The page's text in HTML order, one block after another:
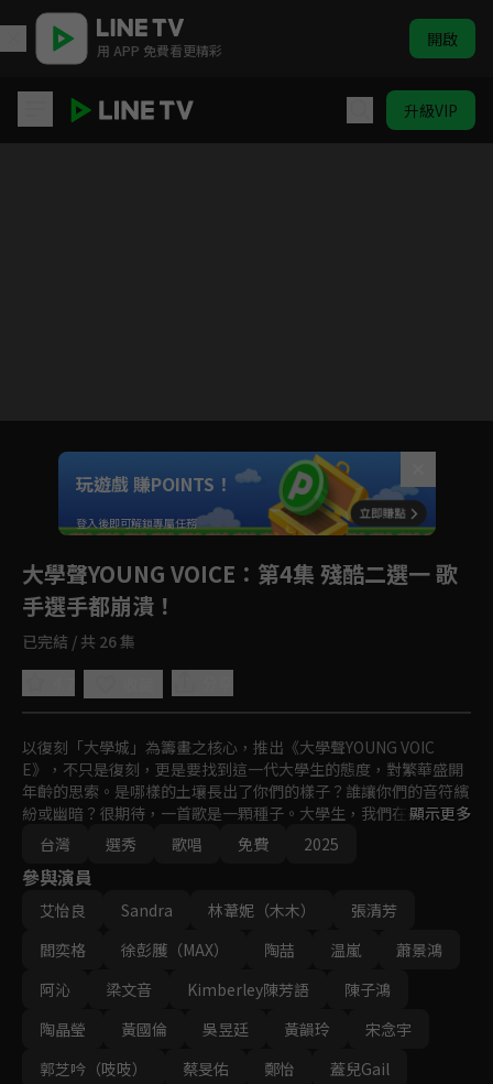
用 APP 免費看更精彩 開啟
升級VIP
Unmute
如有不便請見諒
玩遊戲 賺POINTS！
登入後即可解鎖專屬任務
大學聲YOUNG VOICE ：第4集 殘酷二選一 歌
手選手都崩潰！
已完結 / 共 26 集
以復刻「大學城」為籌畫之核心，推出《大學聲YOUNG VOIC
E》，不只是復刻，更是要找到這一代大學生的態度，對繁華盛開
年齡的思索。是哪樣的土壤長出了你們的樣子？誰讓你們的音符繽
紛或幽暗？很期待，一首歌是一顆種子。大學生，我們在找你！藉
由尋找、競賽，傾聽大學之聲。
顯示更多
台灣
選秀 歌唱 免費 2025
參與演員
艾怡良 Sandra 林葦妮（木木）
張清芳
閻奕格
徐彭臒（MAX） 陶喆 温嵐
蕭景鴻
阿沁
梁文音 Kimberley陳芳語
陳子鴻
陶晶瑩
黃國倫 吳昱廷 黃韻玲
宋念宇
郭芝吟（吱吱）
蔡旻佑 鄭怡
蓋兒Gail